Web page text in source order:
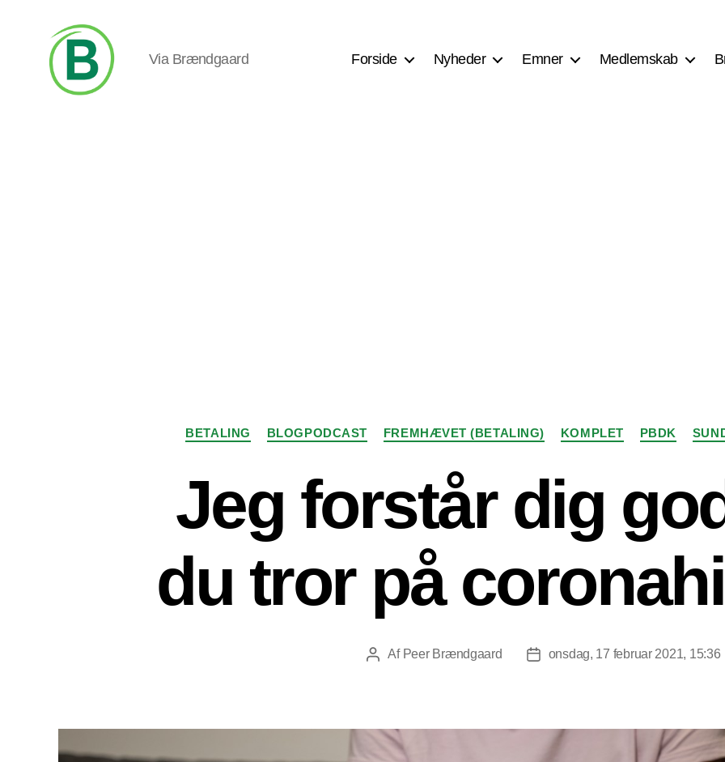
Via Brændgaard Forside Nyheder Emner Medlemskab
Kategorier
BETALING BLOGPODCAST FREMHÆVET (BETALING) KOMPLET PBDK
Jeg forstår dig
du tror på
Indlægsforfatter
Af Peer Brændgaard Indlægsdato
onsdag, 17 februar 2021, 15:36